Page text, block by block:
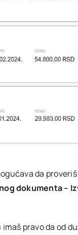
da
dokumenta –
pravo da od